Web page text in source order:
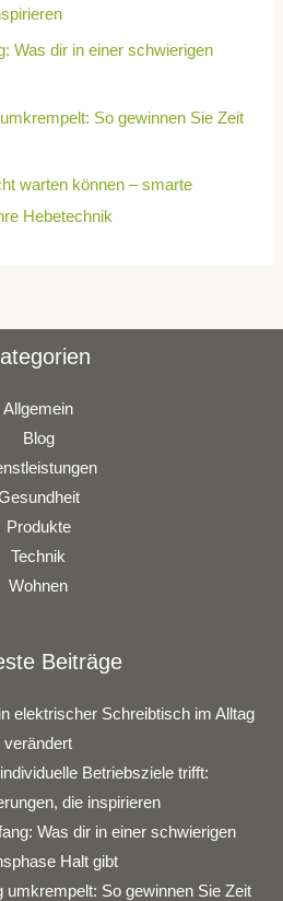
Was dir in einer schwierigen
So gewinnen Sie Zeit
warten können – smarte
Hebetechnik
Allgemein
Blog
Produkte
Technik
Wohnen
Beiträge
elektrischer Schreibtisch im Alltag
verändert
Betriebsziele trifft:
die inspirieren
Was dir in einer schwierigen
Halt gibt
umkrempelt: So gewinnen Sie Zeit